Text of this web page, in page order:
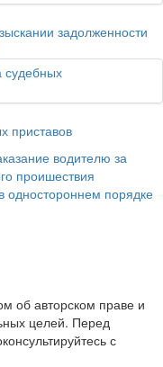
задолженности
приставов
водителю за
проишествия
одностороннем порядке
об авторском праве и
целей. Перед
с